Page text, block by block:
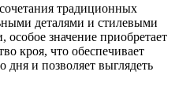
традиционных
деталями и стилевыми
значение приобретает
кроя, что обеспечивает
дня и позволяет выглядеть